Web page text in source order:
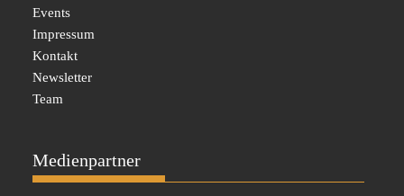
Events
Impressum
Kontakt
Newsletter
Team
Medienpartner